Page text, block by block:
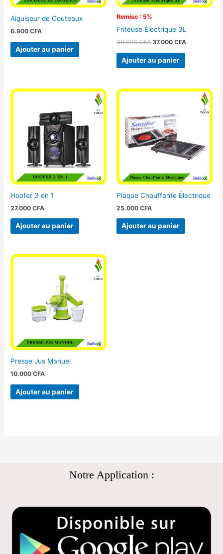
Aiguiseur de Couteaux
6.900CFA
Ajouter au panier
Remise : 5%
Friteuse Électrique 3L
39.000CFA 37.000 CFA
Ajouter au panier
Hoofer 3 en 1
27.000CFA
Ajouter au panier
Plaque Chauffante Électrique
25.000 CFA
Ajouter au panier
Presse Jus Manuel
10.000CFA
Ajouter au panier
Notre Application :